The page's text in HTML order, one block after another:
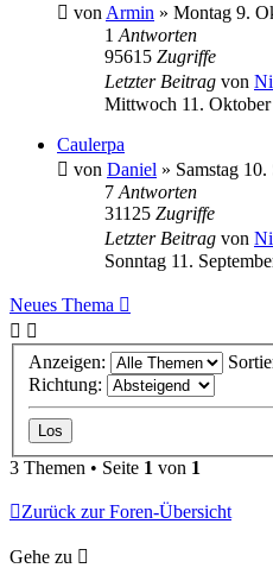
von Armin » Montag 9.
1 Antworten
95615 Zugriffe
Letzter Beitrag von
Mittwoch 11.
Caulerpa
von Daniel » Samstag
7 Antworten
31125 Zugriffe
Letzter Beitrag von
Sonntag 11.
Neues Thema
Anzeigen:
Richtung:
3 Themen • Seite 1 von 1
Zurück zur Foren-Übersicht
Gehe zu